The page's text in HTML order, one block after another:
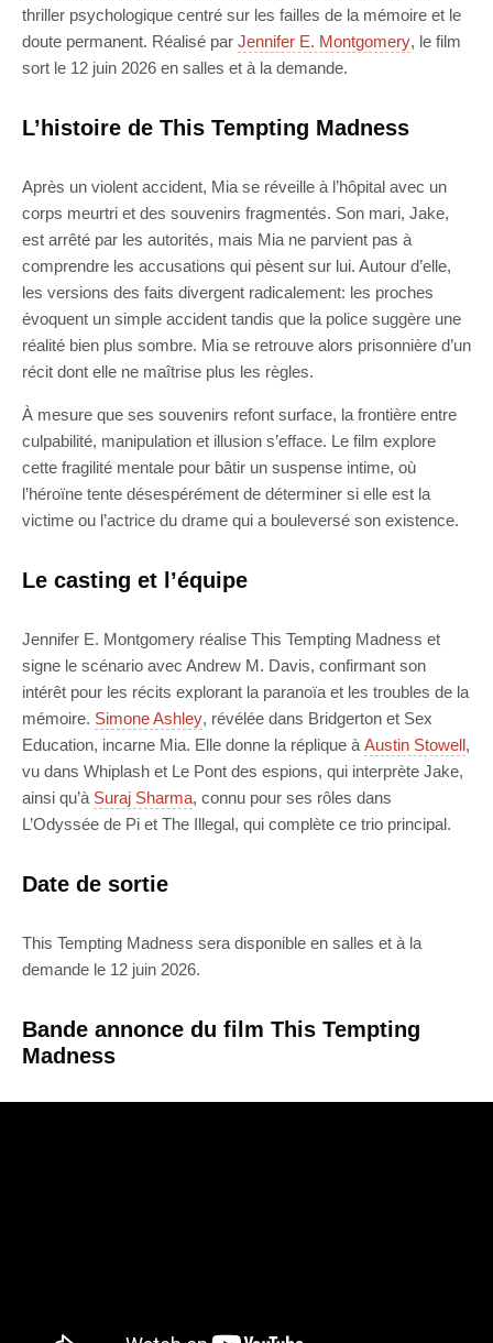
thriller psychologique centré sur les failles de la mémoire et le
doute permanent. Réalisé par Jennifer E. Montgomery, le film
sort le 12 juin 2026 en salles et à la demande.
L’histoire de This Tempting Madness
Après un violent accident, Mia se réveille à l’hôpital avec un
corps meurtri et des souvenirs fragmentés. Son mari, Jake,
est arrêté par les autorités, mais Mia ne parvient pas à
comprendre les accusations qui pèsent sur lui. Autour d’elle,
les versions des faits divergent radicalement: les proches
évoquent un simple accident tandis que la police suggère une
réalité bien plus sombre. Mia se retrouve alors prisonnière d’un
récit dont elle ne maîtrise plus les règles.
À mesure que ses souvenirs refont surface, la frontière entre
culpabilité, manipulation et illusion s’efface. Le film explore
cette fragilité mentale pour bâtir un suspense intime, où
l’héroïne tente désespérément de déterminer si elle est la
victime ou l’actrice du drame qui a bouleversé son existence.
Le casting et l’équipe
Jennifer E. Montgomery réalise This Tempting Madness et
signe le scénario avec Andrew M. Davis, confirmant son
intérêt pour les récits explorant la paranoïa et les troubles de la
mémoire. Simone Ashley, révélée dans Bridgerton et Sex
Education, incarne Mia. Elle donne la réplique à Austin Stowell,
vu dans Whiplash et Le Pont des espions, qui interprète Jake,
ainsi qu’à Suraj Sharma, connu pour ses rôles dans
L’Odyssée de Pi et The Illegal, qui complète ce trio principal.
Date de sortie
This Tempting Madness sera disponible en salles et à la
demande le 12 juin 2026.
Bande annonce du film This Tempting
Madness